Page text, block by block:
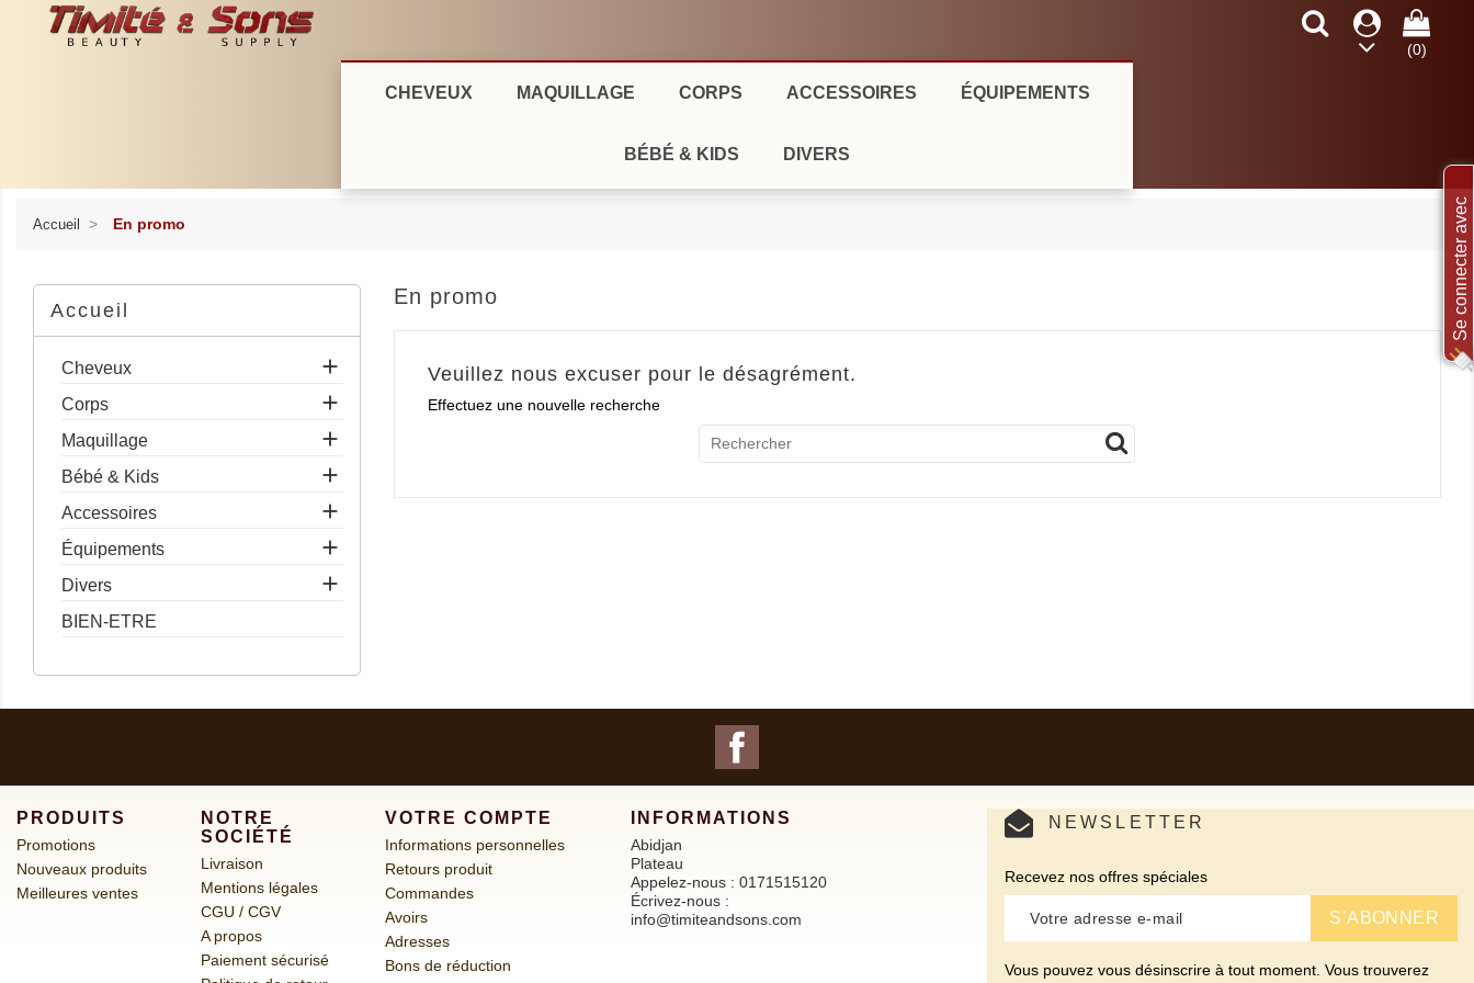
Se connecter avec
CHEVEUX MAQUILLAGE CORPS ACCESSOIRES ÉQUIPEMENTS
BÉBÉ & KIDS DIVERS
(0)
Accueil En promo
Accueil
Cheveux 
Corps 
Maquillage 
Bébé & Kids 
Accessoires 
Équipements 
Divers 
BIEN-ETRE
En promo
Veuillez nous excuser pour le désagrément.
Effectuez une nouvelle recherche
PRODUITS
Promotions
Nouveaux produits
Meilleures ventes
NOTRE
SOCIÉTÉ
Livraison
Mentions légales
CGU / CGV
A propos
Paiement sécurisé
VOTRE COMPTE
Informations personnelles
Retours produit
Commandes
Avoirs
Adresses
Bons de réduction
INFORMATIONS
Abidjan
Plateau
Appelez-nous : 0171515120
Écrivez-nous :
info@timiteandsons.com
NEWSLETTER
Recevez nos offres spéciales
Vous pouvez vous désinscrire à tout moment. Vous trouverez